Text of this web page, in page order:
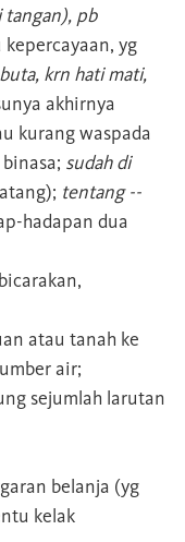
tangan), pb
yg
krn hati mati,
akhirnya
kurang waspada
sudah di
tentang --
hadapan dua
atau tanah ke
air;
sejumlah larutan
belanja (yg
kelak